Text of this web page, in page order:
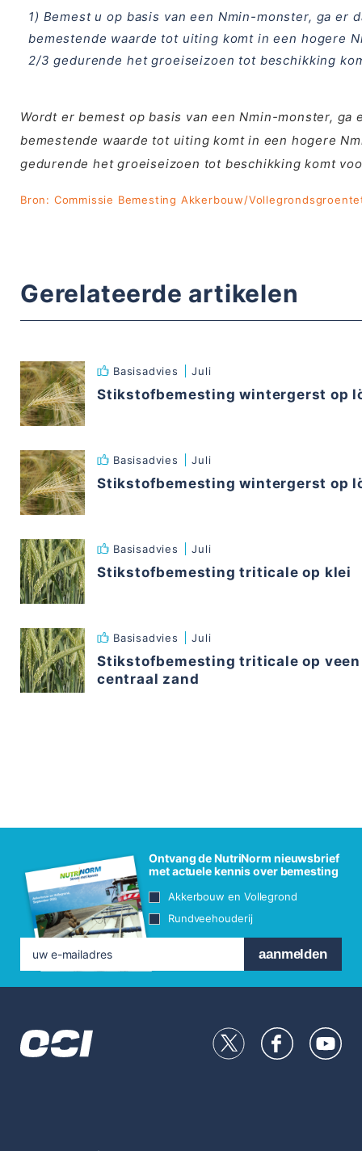
1) Bemest u op basis van een Nmin-monster, ga er
bemestende waarde tot uiting komt in een hogere
2/3 gedurende het groeiseizoen tot beschikking
Wordt er bemest op basis van een Nmin-monster, ga
bemestende waarde tot uiting komt in een hogere
gedurende het groeiseizoen tot beschikking
Bron: Commissie Bemesting Akkerbouw/
Gerelateerde artikelen
Basisadvies Juli
Stikstofbemesting wintergerst op
Basisadvies Juli
Stikstofbemesting wintergerst op
Basisadvies Juli
Stikstofbemesting triticale op klei
Basisadvies Juli
Stikstofbemesting triticale op
centraal zand
Ontvang de NutriNorm nieuwsbrief
met actuele kennis over bemesting
Akkerbouw en Vollegrond
Rundveehouderij